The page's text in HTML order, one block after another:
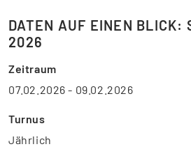
DATEN AUF EINEN BLICK:
2026
Zeitraum
07.02.2026 - 09.02.2026
Turnus
Jährlich